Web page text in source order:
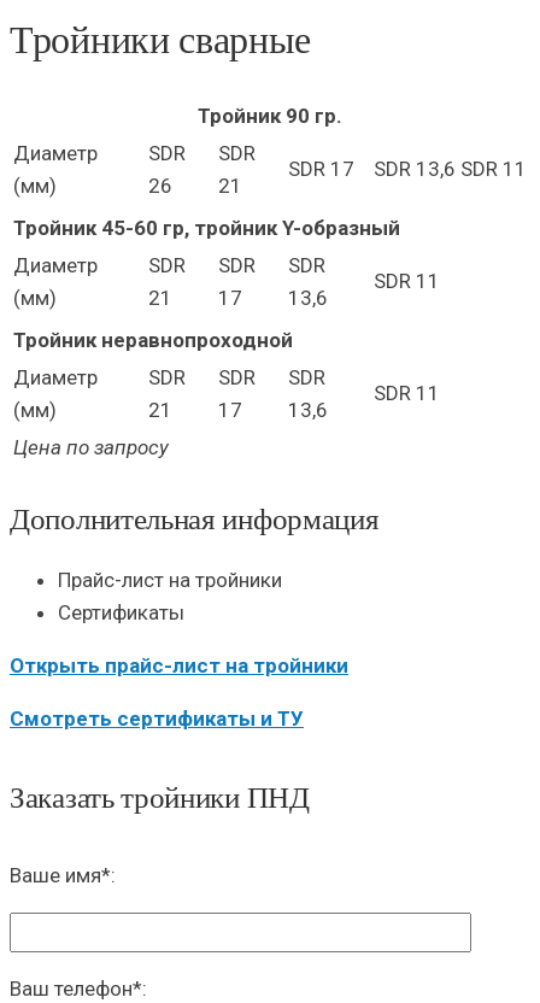
Тройники сварные
Тройник 90 гр.
Диаметр
(мм)
SDR
26
SDR
21
SDR 17 SDR 13,6 SDR 11
Тройник 45-60 гр, тройник Y-образный
Диаметр
(мм)
SDR
21
SDR
17
SDR
13,6
SDR 11
Тройник неравнопроходной
Диаметр
(мм)
SDR
21
SDR
17
SDR
13,6
SDR 11
Цена по запросу
Дополнительная информация
Прайс-лист на тройники
Сертификаты
Открыть прайс-лист на тройники
Смотреть сертификаты и ТУ
Заказать тройники ПНД
Ваше имя*:
Ваш телефон*: